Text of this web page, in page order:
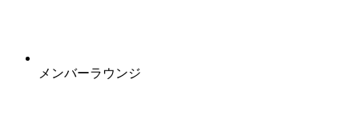
メンバーラウンジ